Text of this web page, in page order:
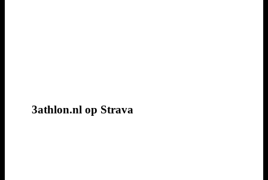
3athlon.nl op Strava